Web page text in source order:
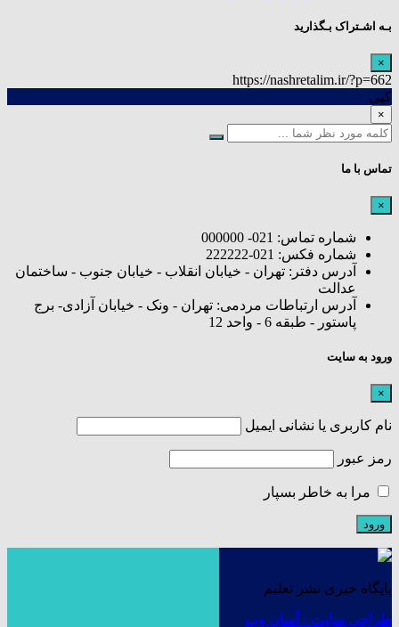
بـه اشـتراک بـگذارید
×
https://nashretalim.ir/?p=662
کپی
×
تماس با ما
×
شماره تماس: 021- 000000
شماره فکس: 021-222222
آدرس دفتر: تهران - خیابان انقلاب - خیابان جنوب - ساختمان
عدالت
آدرس ارتباطات مردمی: تهران - ونک - خیابان آزادی- برج
پاستور - طبقه 6 - واحد 12
ورود به سایت
×
نام کاربری یا نشانی ایمیل
رمز عبور
مرا به خاطر بسپار
پایگاه خبری نشر تعلیم
طراحی سایت : آسان وب